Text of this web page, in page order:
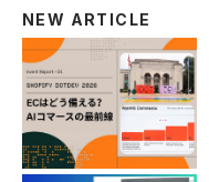
NEW ARTICLE